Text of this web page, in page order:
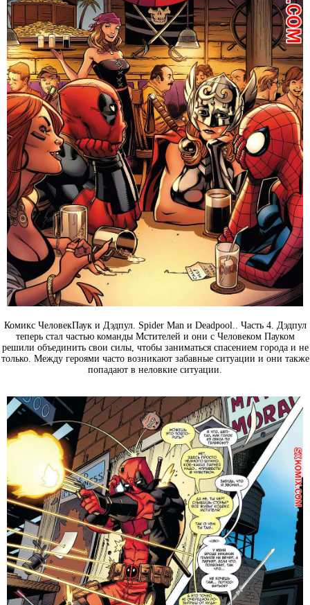
Комикс ЧеловекПаук и Дэдпул. Spider Man и Deadpool.. Часть 4. Дэдпул
теперь стал частью команды Мстителей и они с Человеком Пауком
решили объединить свои силы, чтобы заниматься спасением города и не
только. Между героями часто возникают забавные ситуации и они также
попадают в неловкие ситуации.